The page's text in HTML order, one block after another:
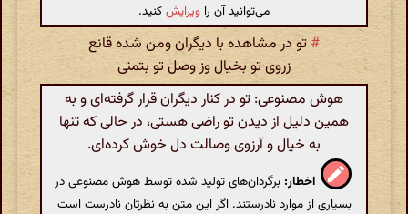
می‌توانید آن را ویرایشکنید.
# تو در مشاهده با دیگران ومن شده قانع
زروی تو بخیال وز وصل تو بتمنی
هوش مصنوعی: تو در کنار دیگران قرار گرفته‌ای و به
همین دلیل از دیدن تو راضی هستی، در حالی که تنها
به خیال و آرزوی وصالت دل خوش کرده‌ای.
اخطار: برگردان‌های تولید شده توسط هوش مصنوعی در
بسیاری از موارد نادرستند. اگر این متن به نظرتان نادرست است